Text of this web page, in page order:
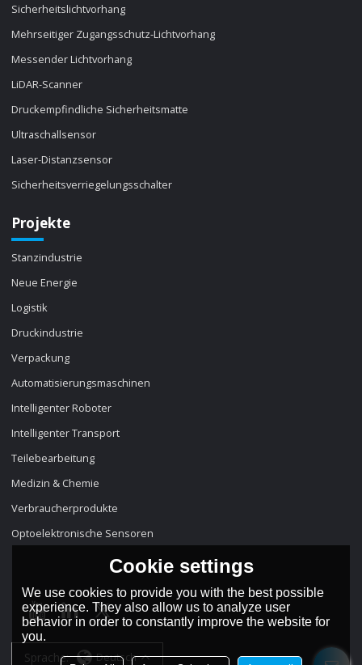
Sicherheitslichtvorhang
Mehrseitiger Zugangsschutz-Lichtvorhang
Messender Lichtvorhang
LiDAR-Scanner
Druckempfindliche Sicherheitsmatte
Ultraschallsensor
Laser-Distanzsensor
Sicherheitsverriegelungsschalter
Projekte
Stanzindustrie
Neue Energie
Logistik
Druckindustrie
Verpackung
Automatisierungsmaschinen
Intelligenter Roboter
Intelligenter Transport
Teilebearbeitung
Medizin & Chemie
Verbraucherprodukte
Optoelektronische Sensoren
Sprache: Deutsch
Cookie settings
We use cookies to provide you with the best possible
experience. They also allow us to analyze user
behavior in order to constantly improve the website for
you.